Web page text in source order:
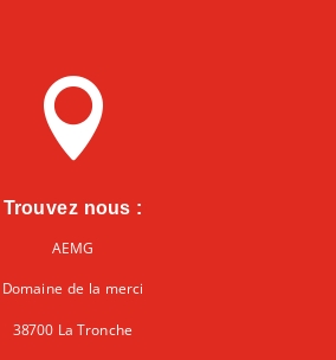

Trouvez nous :
AEMG
Domaine de la merci
38700 La Tronche